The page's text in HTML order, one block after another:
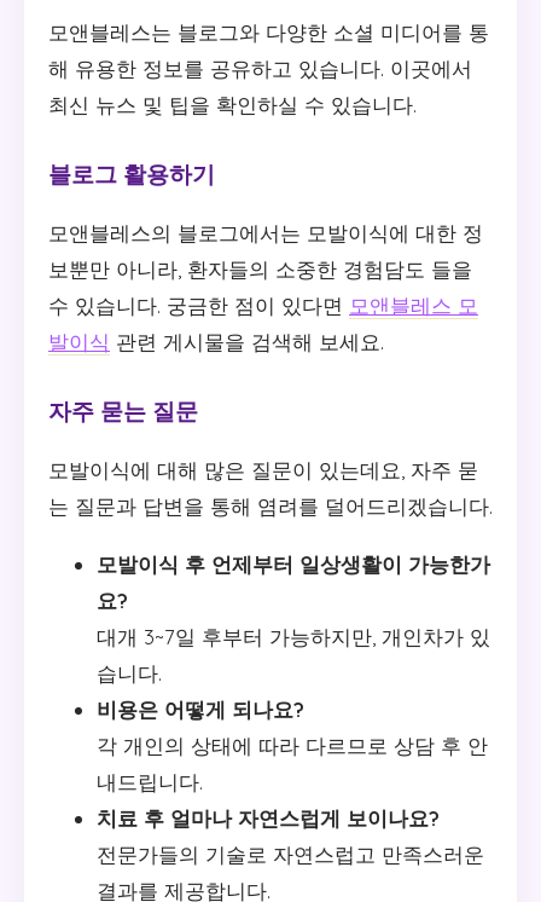
모앤블레스는 블로그와 다양한 소셜 미디어를 통
해 유용한 정보를 공유하고 있습니다. 이곳에서
최신 뉴스 및 팁을 확인하실 수 있습니다.
블로그 활용하기
모앤블레스의 블로그에서는 모발이식에 대한 정
보뿐만 아니라, 환자들의 소중한 경험담도 들을
수 있습니다. 궁금한 점이 있다면 모앤블레스 모
발이식 관련 게시물을 검색해 보세요.
자주 묻는 질문
모발이식에 대해 많은 질문이 있는데요, 자주 묻
는 질문과 답변을 통해 염려를 덜어드리겠습니다.
모발이식 후 언제부터 일상생활이 가능한가
요?
대개 3~7일 후부터 가능하지만, 개인차가 있
습니다.
비용은 어떻게 되나요?
각 개인의 상태에 따라 다르므로 상담 후 안
내드립니다.
치료 후 얼마나 자연스럽게 보이나요?
전문가들의 기술로 자연스럽고 만족스러운
결과를 제공합니다.